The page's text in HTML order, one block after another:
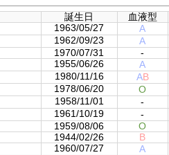
誕生日
血液型
1963/05/27
A
1962/09/23
A
1970/07/31
-
1955/06/26
A
1980/11/16 AB
1978/06/20
O
1958/11/01
-
1961/10/19
-
1959/08/06
O
1944/02/26
B
1960/07/27
A